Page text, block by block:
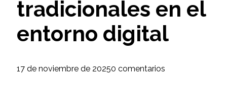
tradicionales en el
entorno digital
17 de noviembre de 20250 comentarios